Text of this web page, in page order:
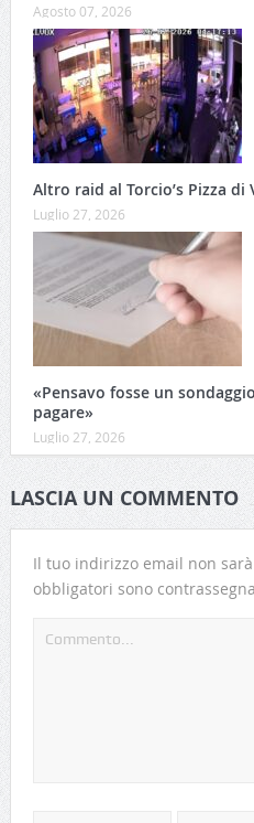
Agosto 07, 2026
Altro raid al Torcio’s Pizza di
Luglio 27, 2026
«Pensavo fosse un
pagare»
Luglio 27, 2026
LASCIA UN COMMENTO
Il tuo indirizzo email non
obbligatori sono